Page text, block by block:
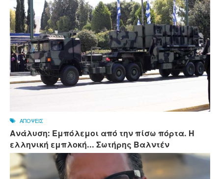
ΑΠΟΨΕΙΣ
Ανάλυση: Εμπόλεμοι από την πίσω πόρτα. Η
ελληνική εμπλοκή... Σωτήρης Βαλντέν